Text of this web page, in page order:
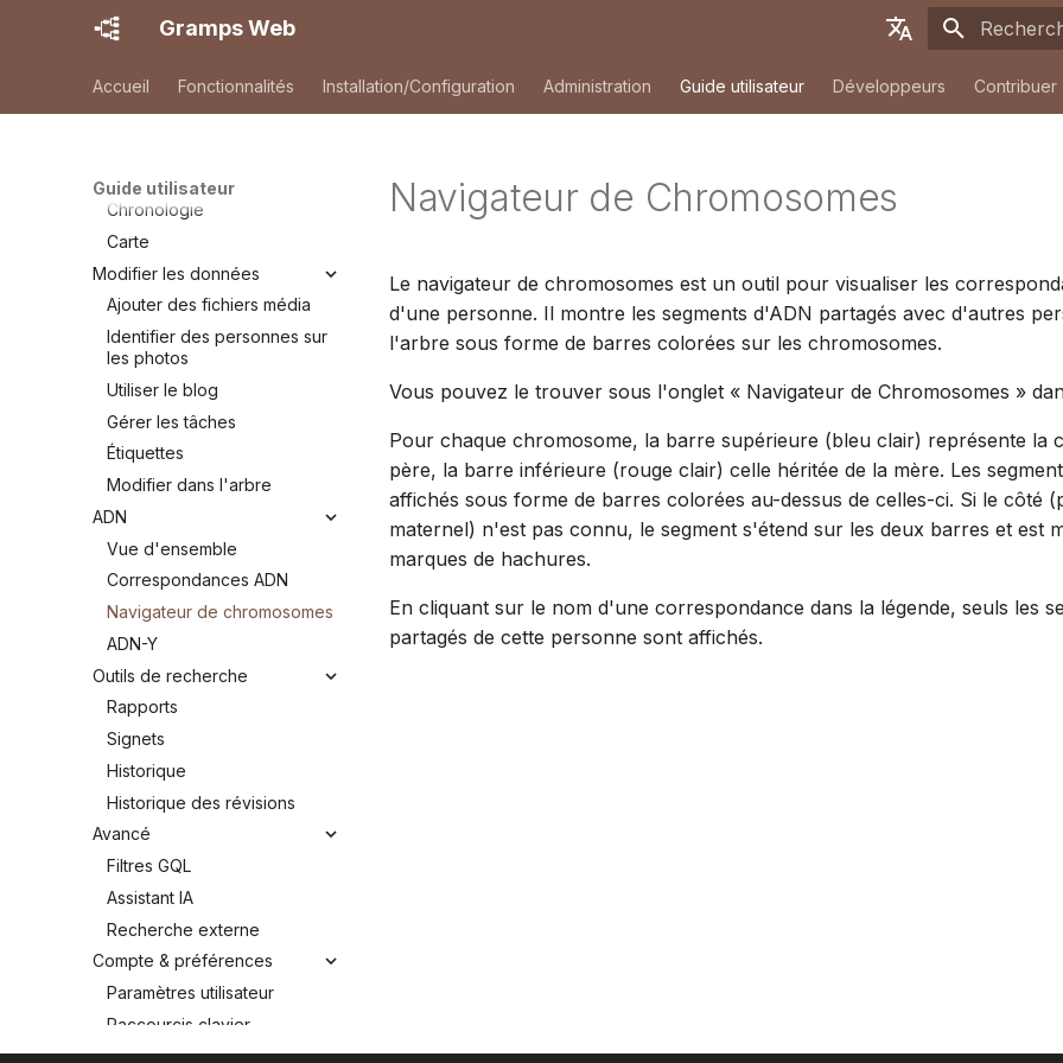
Gramps Web
English
Español
Tiếng Việt
Türkçe
Русский
Português
日本語
Dansk
Italiano
Accueil Fonctionnalités Installation/Configuration Administration Guide utilisateur Développeurs Contribuer
Guide utilisateur
Premiers pas
Première connexion
Explorer votre arbre
Arbre généalogique
Chronologie
Carte
Modifier les données
Ajouter des fichiers média
Identifier des personnes sur
les photos
Utiliser le blog
Gérer les tâches
Étiquettes
Modifier dans l'arbre
ADN
Vue d'ensemble
Correspondances ADN
Navigateur de chromosomes
ADN-Y
Outils de recherche
Rapports
Signets
Historique
Historique des révisions
Avancé
Filtres GQL
Assistant IA
Recherche externe
Compte & préférences
Paramètres utilisateur
Raccourcis clavier
Notifications
Navigateur de Chromosomes
Le navigateur de chromosomes est un outil pour visualiser les
d'une personne. Il montre les segments d'ADN partagés avec d'autres
l'arbre sous forme de barres colorées sur les chromosomes.
Vous pouvez le trouver sous l'onglet « Navigateur de Chromosomes »
Pour chaque chromosome, la barre supérieure (bleu clair) représente la
père, la barre inférieure (rouge clair) celle héritée de la mère. Les
affichés sous forme de barres colorées au-dessus de celles-ci. Si le côté
maternel) n'est pas connu, le segment s'étend sur les deux barres et est
marques de hachures.
En cliquant sur le nom d'une correspondance dans la légende, seuls les
partagés de cette personne sont affichés.